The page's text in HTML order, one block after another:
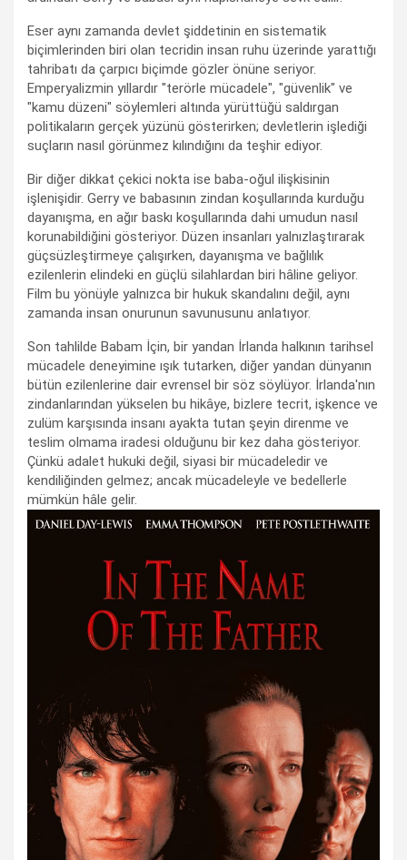
Eser aynı zamanda devlet şiddetinin en sistematik
biçimlerinden biri olan tecridin insan ruhu üzerinde yarattığı
tahribatı da çarpıcı biçimde gözler önüne seriyor.
Emperyalizmin yıllardır "terörle mücadele", "güvenlik" ve
"kamu düzeni" söylemleri altında yürüttüğü saldırgan
politikaların gerçek yüzünü gösterirken; devletlerin işlediği
suçların nasıl görünmez kılındığını da teşhir ediyor.
Bir diğer dikkat çekici nokta ise baba-oğul ilişkisinin
işlenişidir. Gerry ve babasının zindan koşullarında kurduğu
dayanışma, en ağır baskı koşullarında dahi umudun nasıl
korunabildiğini gösteriyor. Düzen insanları yalnızlaştırarak
güçsüzleştirmeye çalışırken, dayanışma ve bağlılık
ezilenlerin elindeki en güçlü silahlardan biri hâline geliyor.
Film bu yönüyle yalnızca bir hukuk skandalını değil, aynı
zamanda insan onurunun savunusunu anlatıyor.
Son tahlilde Babam İçin, bir yandan İrlanda halkının tarihsel
mücadele deneyimine ışık tutarken, diğer yandan dünyanın
bütün ezilenlerine dair evrensel bir söz söylüyor. İrlanda'nın
zindanlarından yükselen bu hikâye, bizlere tecrit, işkence ve
zulüm karşısında insanı ayakta tutan şeyin direnme ve
teslim olmama iradesi olduğunu bir kez daha gösteriyor.
Çünkü adalet hukuki değil, siyasi bir mücadeledir ve
kendiliğinden gelmez; ancak mücadeleyle ve bedellerle
mümkün hâle gelir.